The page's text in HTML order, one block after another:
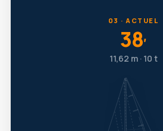
03 · ACTUEL
38′
11,62 m · 10 t